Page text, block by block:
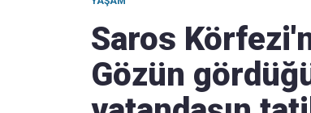
Saros
Gözün